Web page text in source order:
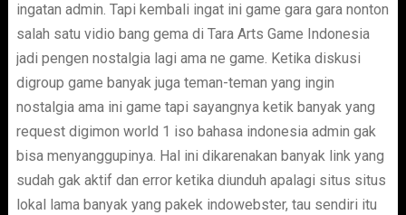
ingatan admin. Tapi kembali ingat ini game gara gara nonton
salah satu vidio bang gema di Tara Arts Game Indonesia
jadi pengen nostalgia lagi ama ne game. Ketika diskusi
digroup game banyak juga teman-teman yang ingin
nostalgia ama ini game tapi sayangnya ketik banyak yang
request digimon world 1 iso bahasa indonesia admin gak
bisa menyanggupinya. Hal ini dikarenakan banyak link yang
sudah gak aktif dan error ketika diunduh apalagi situs situs
lokal lama banyak yang pakek indowebster, tau sendiri itu